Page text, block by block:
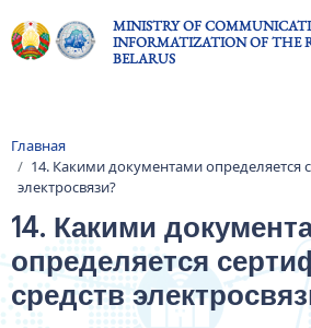
MINISTRY OF
INFORMATIZATION OF THE
BELARUS
Breadcrumb
Главная
14. Какими документами определяется
электросвязи?
14. Какими
определяется
средств